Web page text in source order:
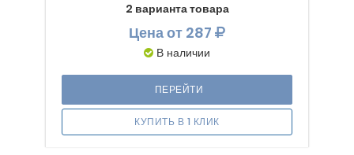
2 варианта товара
Ценаот 287
В наличии
ПЕРЕЙТИ
КУПИТЬ В 1 КЛИК